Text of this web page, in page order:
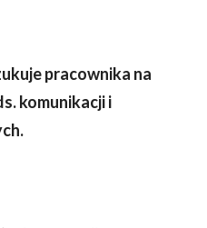
pracownika na
komunikacji i